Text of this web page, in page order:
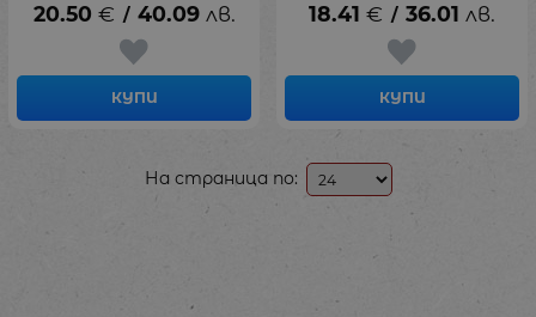
20.50 € / 40.09 лв.
КУПИ
18.41 € / 36.01 лв.
КУПИ
На страница по: